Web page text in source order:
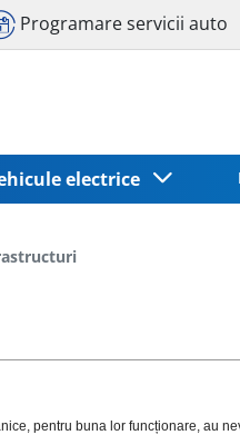
Programare servicii auto
electrice
pentru buna lor funcționare, au